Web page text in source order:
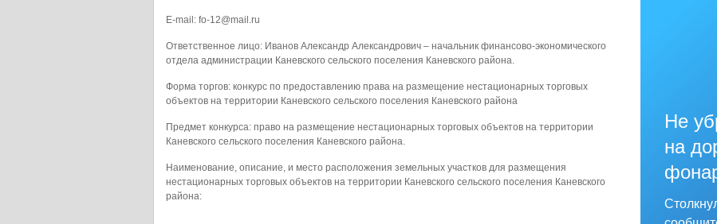
E-mail: fo-12@mail.ru
Ответственное лицо: Иванов Александр Александрович – начальник финансово-экономического
отдела администрации Каневского сельского поселения Каневского района.
Форма торгов: конкурс по предоставлению права на размещение нестационарных торговых
объектов на территории Каневского сельского поселения Каневского района
Предмет конкурса: право на размещение нестационарных торговых объектов на территории
Каневского сельского поселения Каневского района.
Наименование, описание, и место расположения земельных участков для размещения
нестационарных торговых объектов на территории Каневского сельского поселения Каневского
района:
Не
на